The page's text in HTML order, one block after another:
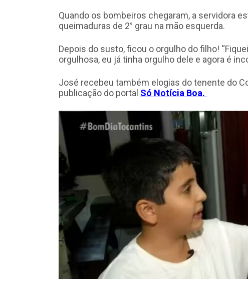
Quando os bombeiros chegaram, a servidora
queimaduras de 2° grau na mão esquerda.
Depois do susto, ficou o orgulho do filho!
orgulhosa, eu já tinha orgulho dele e agora é
José recebeu também elogias do tenente do
publicação do portal Só Notícia Boa.